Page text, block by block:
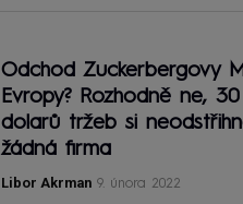
Odchod Zuckerbergovy
Evropy? Rozhodně ne, 30
dolarů tržeb si
žádná firma
Libor Akrman 9. února 2022